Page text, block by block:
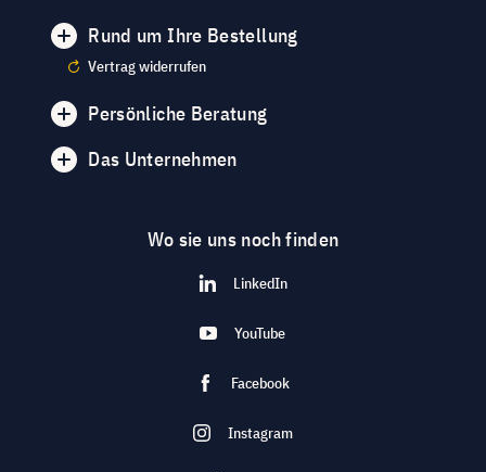
Rund um Ihre Bestellung
Vertrag widerrufen
Persönliche Beratung
Das Unternehmen
Wo sie uns noch finden
LinkedIn
YouTube
Facebook
Instagram